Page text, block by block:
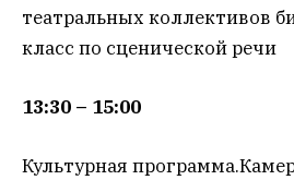
театральных коллективов
класс по сценической речи
13:30 – 15:00
Культурная